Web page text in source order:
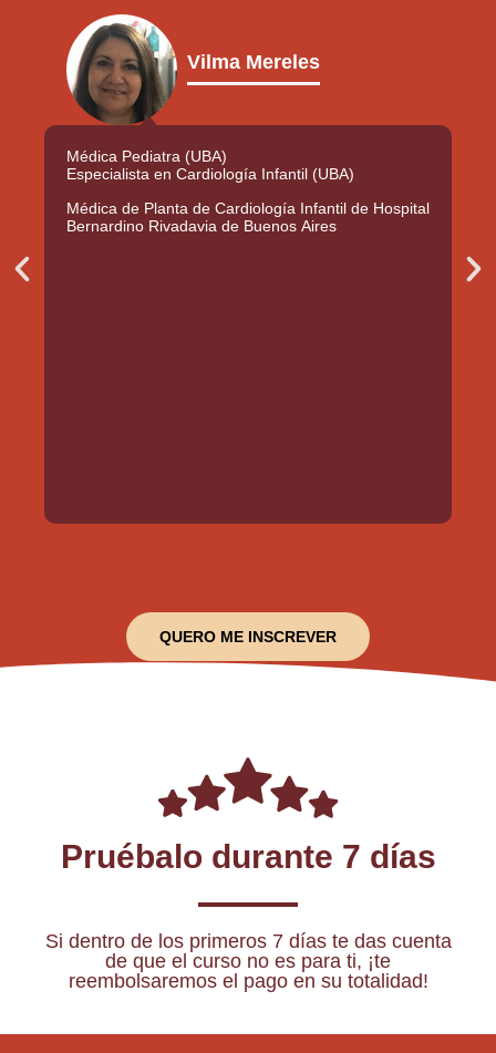
Médica Pediatra (UBA)
Especialista en Cardiología Infantil (UBA)
Médica de Planta de Cardiología Infantil de Hospital
Bernardino Rivadavia de Buenos Aires
Vilma Mereles
P
N
QUERO ME INSCREVER
Pruébalo durante 7 días
Si dentro de los primeros 7 días te das cuenta
de que el curso no es para ti, ¡te
reembolsaremos el pago en su totalidad!